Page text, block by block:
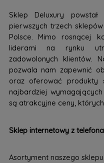
Sklep Deluxury
pierwszych trzech
Polsce. Mimo rosnącej
liderami na rynku
zadowolonych klientów.
pozwala nam zapewnić
oraz oferować produkty
najbardziej
są atrakcyjne ceny,
Sklep internetowy z
Asortyment naszego